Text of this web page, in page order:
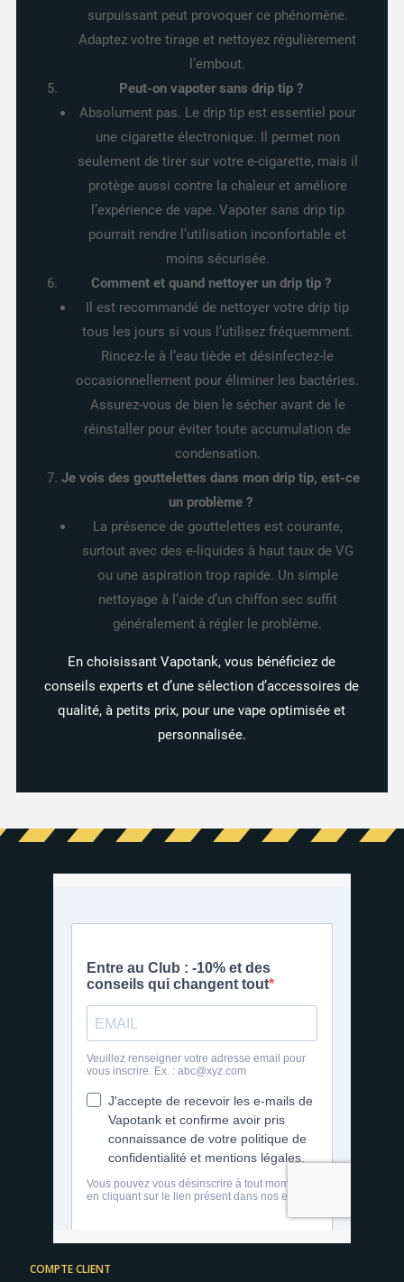
surpuissant peut provoquer ce phénomène.
Adaptez votre tirage et nettoyez régulièrement
l’embout.
Peut-on vapoter sans drip tip ?
Absolument pas. Le drip tip est essentiel pour
une cigarette électronique. Il permet non
seulement de tirer sur votre e-cigarette, mais il
protège aussi contre la chaleur et améliore
l’expérience de vape. Vapoter sans drip tip
pourrait rendre l’utilisation inconfortable et
moins sécurisée.
Comment et quand nettoyer un drip tip ?
Il est recommandé de nettoyer votre drip tip
tous les jours si vous l’utilisez fréquemment.
Rincez-le à l’eau tiède et désinfectez-le
occasionnellement pour éliminer les bactéries.
Assurez-vous de bien le sécher avant de le
réinstaller pour éviter toute accumulation de
condensation.
Je vois des gouttelettes dans mon drip tip, est-ce
un problème ?
La présence de gouttelettes est courante,
surtout avec des e-liquides à haut taux de VG
ou une aspiration trop rapide. Un simple
nettoyage à l’aide d’un chiffon sec suffit
généralement à régler le problème.
En choisissant Vapotank, vous bénéficiez de
conseils experts et d’une sélection d’accessoires de
qualité, à petits prix, pour une vape optimisée et
personnalisée.
COMPTE CLIENT